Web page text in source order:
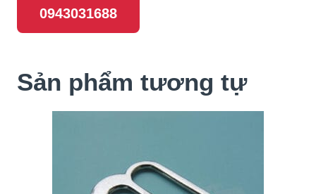
0943031688
Sản phẩm tương tự